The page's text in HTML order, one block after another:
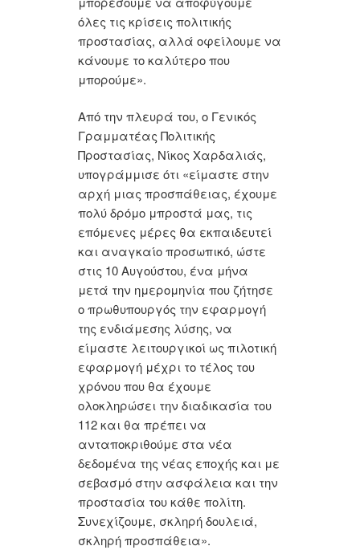
όλες τις κρίσεις πολιτικής
προστασίας, αλλά οφείλουμε να
κάνουμε το καλύτερο που
μπορούμε».
Από την πλευρά του, ο Γενικός
Γραμματέας Πολιτικής
Προστασίας, Νίκος Χαρδαλιάς,
υπογράμμισε ότι «είμαστε στην
αρχή μιας προσπάθειας, έχουμε
πολύ δρόμο μπροστά μας, τις
επόμενες μέρες θα εκπαιδευτεί
και αναγκαίο προσωπικό, ώστε
στις 10 Αυγούστου, ένα μήνα
μετά την ημερομηνία που ζήτησε
ο πρωθυπουργός την εφαρμογή
της ενδιάμεσης λύσης, να
είμαστε λειτουργικοί ως πιλοτική
εφαρμογή μέχρι το τέλος του
χρόνου που θα έχουμε
ολοκληρώσει την διαδικασία του
112 και θα πρέπει να
ανταποκριθούμε στα νέα
δεδομένα της νέας εποχής και με
σεβασμό στην ασφάλεια και την
προστασία του κάθε πολίτη.
Συνεχίζουμε, σκληρή δουλειά,
σκληρή προσπάθεια».